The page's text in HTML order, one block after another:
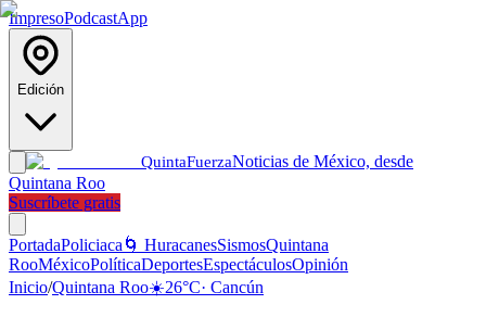
ImpresoPodcastApp
Edición
QuintaFuerzaNoticias de México, desde
Quintana Roo
Suscríbete gratis
PortadaPoliciaca 🌀 HuracanesSismosQuintana
RooMéxicoPolíticaDeportesEspectáculosOpinión
Inicio/Quintana Roo☀️26°C· Cancún